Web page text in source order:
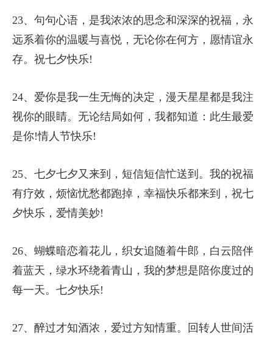
23、句句心语，是我浓浓的思念和深深的祝福，永
远系着你的温暖与喜悦，无论你在何方，愿情谊永
存。祝七夕快乐!
24、爱你是我一生无悔的决定，漫天星星都是我注
视你的眼睛。无论结局如何，我都知道：此生最爱
是你!情人节快乐!
25、七夕七夕又来到，短信短信忙送到。我的祝福
有疗效，烦恼忧愁都跑掉，幸福快乐都来到，祝七
夕快乐，爱情美妙!
26、蝴蝶暗恋着花儿，织女追随着牛郎，白云陪伴
着蓝天，绿水环绕着青山，我的梦想是陪你度过的
每一天。七夕快乐!
27、醉过才知酒浓，爱过方知情重。回转人世间活